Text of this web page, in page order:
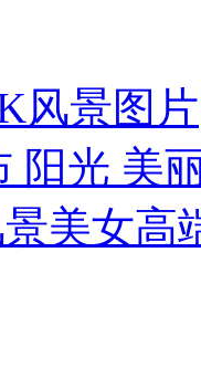
风景图片